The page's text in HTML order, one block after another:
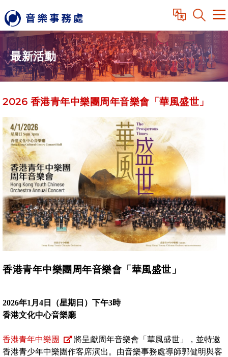
最新活動
2026 香港青年中樂團周年音樂會「華風盛世」
香港青年中樂團周年音樂會「華風盛世」
2026年1月4日（星期日）下午3時
香港文化中心音樂廳
香港青年中樂團
將呈獻周年音樂會「華風盛世」，並特邀
香港青少年中樂團作客席演出。由音樂事務處導師郭健明與客